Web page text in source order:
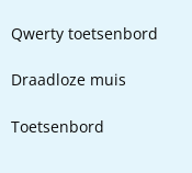
Qwerty toetsenbord
Draadloze muis
Toetsenbord